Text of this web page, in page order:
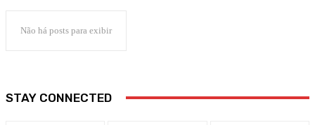
Não há posts para exibir
STAY CONNECTED